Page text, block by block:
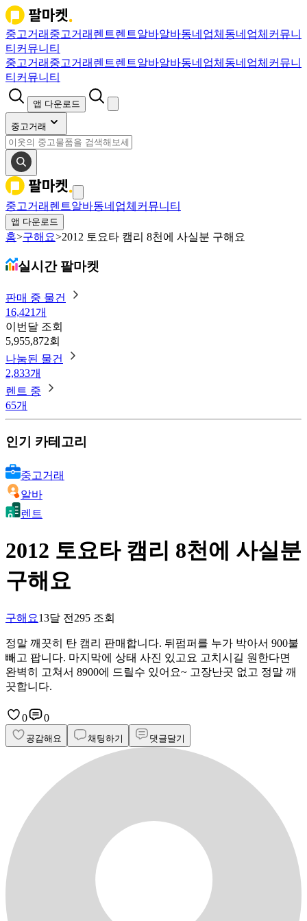
중고거래 중고거래 렌트렌트알바알바동네업체 동네업체 커뮤니
티 커뮤니티
중고거래 중고거래 렌트렌트알바알바동네업체 동네업체 커뮤니
티 커뮤니티
앱 다운로드
중고거래
중고거래 렌트알바동네업체 커뮤니티
앱 다운로드
홈>구해요>2012 토요타 캠리 8천에 사실분 구해요
실시간 팔마켓
판매 중 물건
16,421개
이번달 조회
5,955,872회
나눔된 물건
2,833개
렌트 중
65개
인기 카테고리
중고거래
알바
렌트
2012 토요타 캠리 8천에 사실분
구해요
구해요13달 전 295 조회
정말 깨끗히 탄 캠리 판매합니다. 뒤펌퍼를 누가 박아서 900불
빼고 팝니다. 마지막에 상태 사진 있고요 고치시길 원한다면
완벽히 고쳐서 8900에 드릴수 있어요~ 고장난곳 없고 정말 깨
끗합니다.
0 0
공감해요 채팅하기 댓글달기